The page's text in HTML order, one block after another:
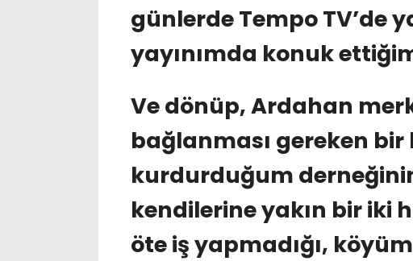
günlerde Tempo TV’de
yayınımda konuk
Ve dönüp, Ardahan
bağlanması gereken
kurdurduğum
kendilerine yakın bir iki
öte iş yapmadığı,